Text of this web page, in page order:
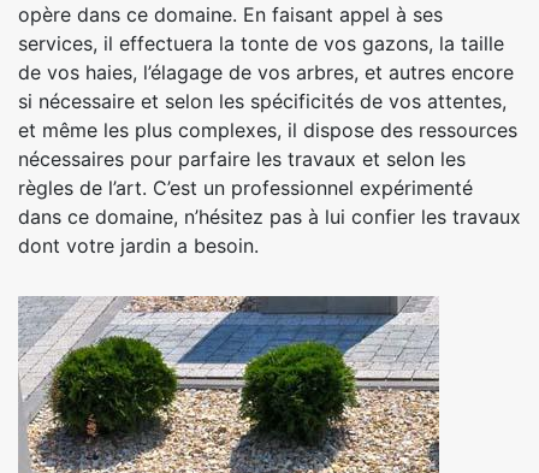
opère dans ce domaine. En faisant appel à ses
services, il effectuera la tonte de vos gazons, la taille
de vos haies, l’élagage de vos arbres, et autres encore
si nécessaire et selon les spécificités de vos attentes,
et même les plus complexes, il dispose des ressources
nécessaires pour parfaire les travaux et selon les
règles de l’art. C’est un professionnel expérimenté
dans ce domaine, n’hésitez pas à lui confier les travaux
dont votre jardin a besoin.